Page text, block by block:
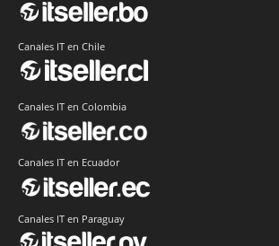
Canales IT en Chile
Canales IT en Colombia
Canales IT en Ecuador
Canales IT en Paraguay